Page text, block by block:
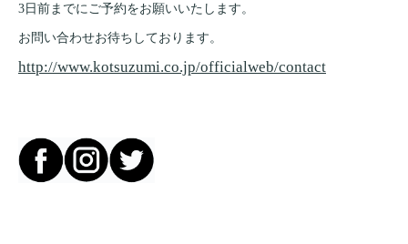
3日前までにご予約をお願いいたします。
お問い合わせお待ちしております。
http://www.kotsuzumi.co.jp/officialweb/contact